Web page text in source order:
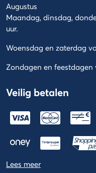
Augustus
Maandag, dinsdag,
uur.
Woensdag en zaterdag
Zondagen en feestdagen
Veilig betalen
Lees meer